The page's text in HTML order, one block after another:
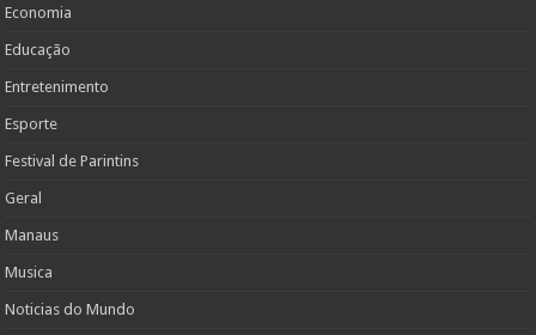
Economia
Educação
Entretenimento
Esporte
Festival de Parintins
Geral
Manaus
Musica
Noticias do Mundo